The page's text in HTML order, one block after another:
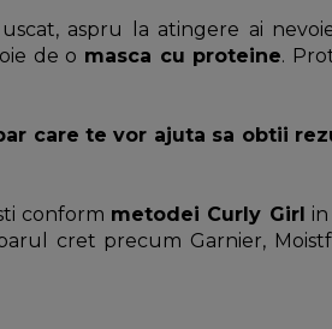
aspru la atingere ai
de o masca cu proteine.
care te vor ajuta sa obtii
conform metodei Curly Girl
cret precum Garnier,